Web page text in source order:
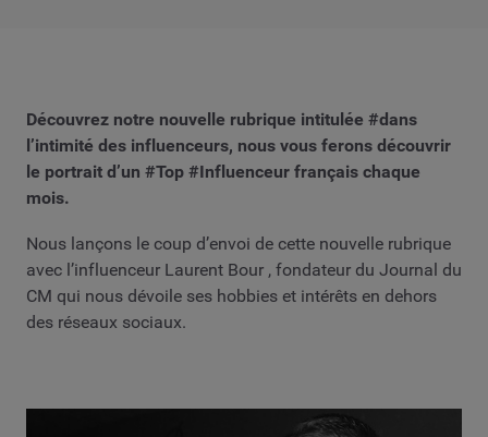
Découvrez notre nouvelle rubrique intitulée #dans
l’intimité des influenceurs, nous vous ferons découvrir
le portrait d’un #Top #Influenceur français chaque
mois.
Nous lançons le coup d’envoi de cette nouvelle rubrique
avec l’influenceur Laurent Bour , fondateur du Journal du
CM qui nous dévoile ses hobbies et intérêts en dehors
des réseaux sociaux.